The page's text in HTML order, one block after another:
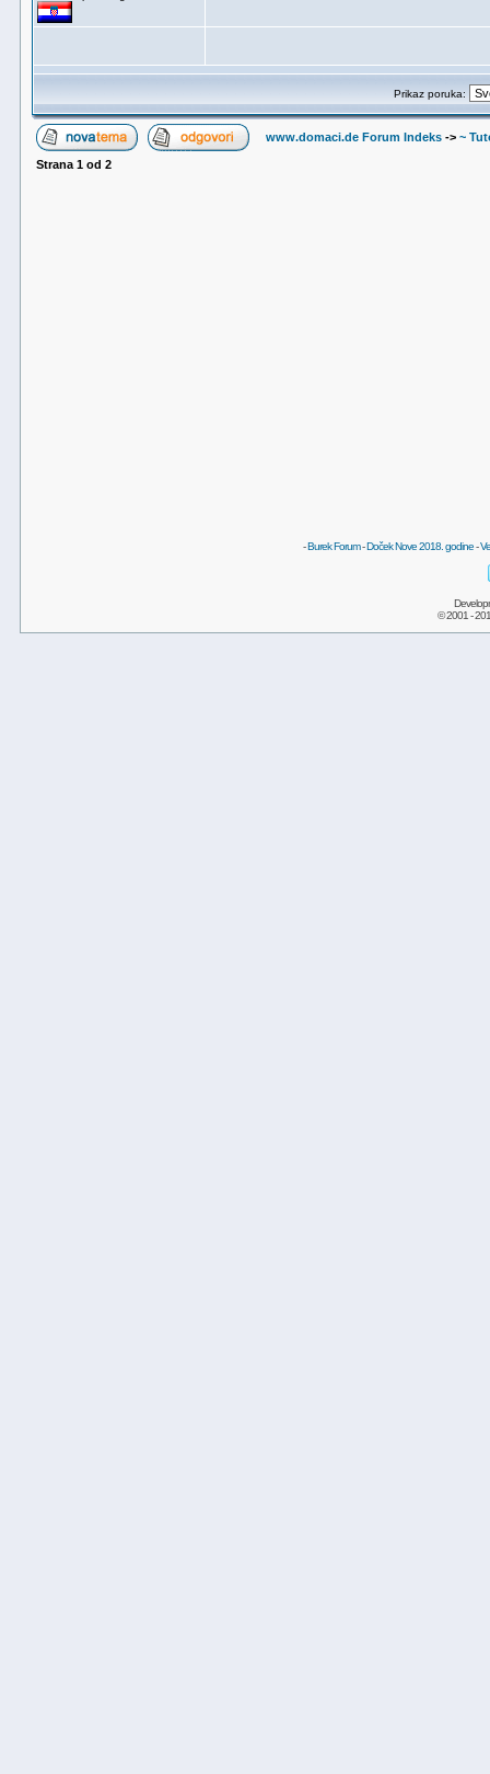
Prikaz poruka:
www.domaci.de Forum Indeks -> ~
Strana 1 od 2
-Burek Forum-Doček Nove 2018. godine-
© 2001 -